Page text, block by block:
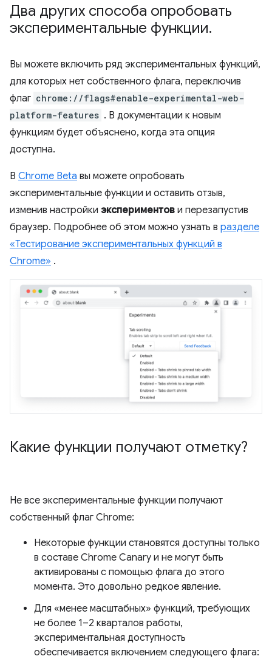
Два других способа опробовать
экспериментальные функции.
Вы можете включить ряд экспериментальных функций,
для которых нет собственного флага, переключив
флаг chrome://flags#enable-experimental-web-
platform-features . В документации к новым
функциям будет объяснено, когда эта опция
доступна.
В Chrome Beta вы можете опробовать
экспериментальные функции и оставить отзыв,
изменив настройки экспериментов и перезапустив
браузер. Подробнее об этом можно узнать в разделе
«Тестирование экспериментальных функций в
Chrome» .
Какие функции получают отметку?
Не все экспериментальные функции получают
собственный флаг Chrome:
Некоторые функции становятся доступны только
в составе Chrome Canary и не могут быть
активированы с помощью флага до этого
момента. Это довольно редкое явление.
Для «менее масштабных» функций, требующих
не более 1–2 кварталов работы,
экспериментальная доступность
обеспечивается включением следующего флага: